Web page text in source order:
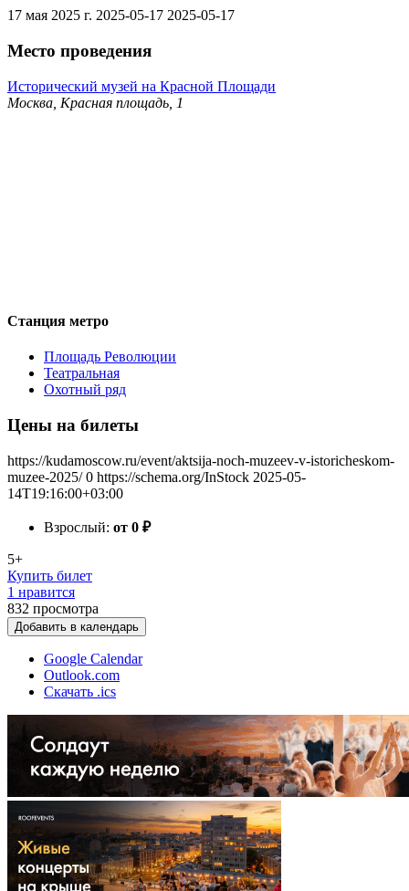
17 мая 2025 г. 2025-05-17 2025-05-17
Место проведения
Исторический музей на Красной Площади
Москва, Красная площадь, 1
Станция метро
Площадь Революции
Театральная
Охотный ряд
Цены на билеты
https://kudamoscow.ru/event/aktsija-noch-muzeev-v-istoricheskom-
muzee-2025/ 0 https://schema.org/InStock 2025-05-
14T19:16:00+03:00
Взрослый: от 0 ₽
5+
Купить билет
1 нравится
832 просмотра
Добавить в календарь
Google Calendar
Outlook.com
Скачать .ics